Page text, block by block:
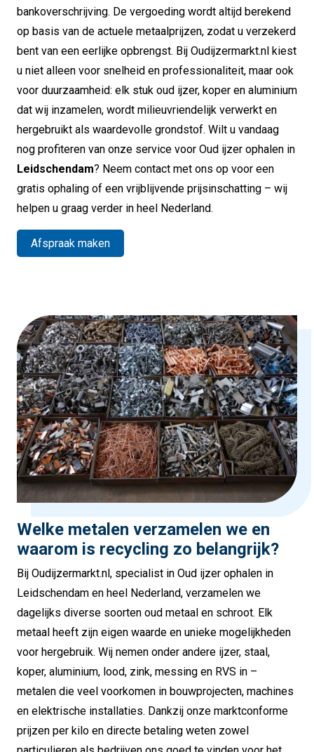
bankoverschrijving. De vergoeding wordt altijd berekend
op basis van de actuele metaalprijzen, zodat u verzekerd
bent van een eerlijke opbrengst. Bij Oudijzermarkt.nl kiest
u niet alleen voor snelheid en professionaliteit, maar ook
voor duurzaamheid: elk stuk oud ijzer, koper en aluminium
dat wij inzamelen, wordt milieuvriendelijk verwerkt en
hergebruikt als waardevolle grondstof. Wilt u vandaag
nog profiteren van onze service voor Oud ijzer ophalen in
Leidschendam? Neem contact met ons op voor een
gratis ophaling of een vrijblijvende prijsinschatting – wij
helpen u graag verder in heel Nederland.
Afspraak maken
Welke metalen verzamelen we en
waarom is recycling zo belangrijk?
Bij Oudijzermarkt.nl, specialist in Oud ijzer ophalen in
Leidschendam en heel Nederland, verzamelen we
dagelijks diverse soorten oud metaal en schroot. Elk
metaal heeft zijn eigen waarde en unieke mogelijkheden
voor hergebruik. Wij nemen onder andere ijzer, staal,
koper, aluminium, lood, zink, messing en RVS in –
metalen die veel voorkomen in bouwprojecten, machines
en elektrische installaties. Dankzij onze marktconforme
prijzen per kilo en directe betaling weten zowel